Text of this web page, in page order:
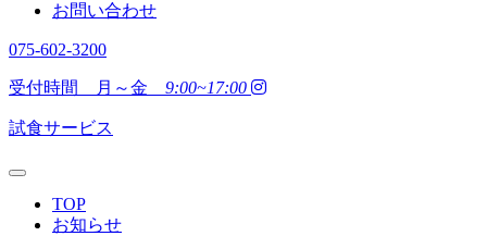
お問い合わせ
075-602-3200
受付時間 月～金 9:00~17:00
試食サービス
TOP
お知らせ